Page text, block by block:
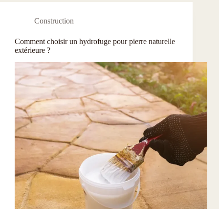
Construction
Comment choisir un hydrofuge pour pierre naturelle
extérieure ?